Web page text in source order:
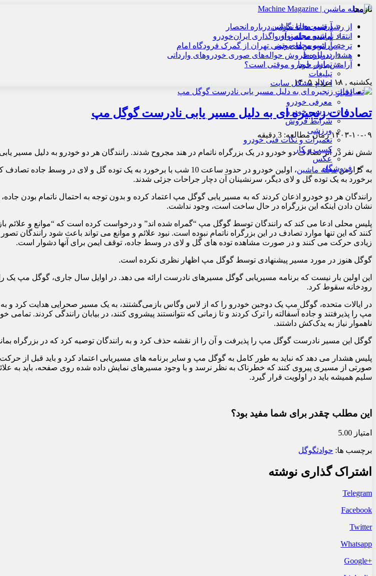
آرشیو مجله ماشین
آرشیو مجله نوآور
آرشیو مجله موتور
درباره ما
تماس با ما
تبلیغات
اعلام مشکل سایت
اخبار
معرفی خودرو
بررسی خودرو
شرایط فروش
ورزشی
تعمیرات و نکات فنی خودرو
کسب و کار
عکس
فروشگاه
تازه‌ها
از رشد قیمت‌ها تا نگرانی درباره انحصار
انتقاد نماینده مجلس از واگذاری ایران‌خودرو
ترخیص اتوبوس‌های چینی تهران از گمرک فرودگاه امام
هشدار درباره فروش حواله‌های صوری خودروهای وارداتی
آرامش بازار خودرو موقتی است؟
یکشنبه , ۱۸ مرداد ۱۴۰۵
تصادفات زنجیره ای به دلیل مسیر یابی نادرست گوگل مپ
۱۴۰۳-۱۰-۰۹زمان مطالعه: 3 دقیقه
شش نفر در اثر تصادف دو خودرو در یک بزرگراه ناتمام در هند مجروح شدند. رانندگان هر دو خودرو به دلیل مسیر
به گزارشمجله ماشین
، اولین خودرو در حدود ساعت 10 شب با برخورد به یک توده گل و لای
برخورد به یک توده گل و لای دیگر، سرنشینان آن دچار جراحات جزئی شدند.
رانندگان هر دو خودرو اذعان کردند که به مسیر یابی گوگل مپ اعتماد کرده و بدون توجه به احتمال ناتمام بودن جاده،
نشان دادن اینکه این بزرگراه در حال ساخت است، وجود نداشت.
پلیس محلی ادعا می کند که رانندگان توسط گوگل مپ “گمراه شده اند” و درخواست کرده است که “موانع و علائم
کنند که این تنها موارد تصادف در این بزرگراه ناتمام نبوده است. نبود علائم و موانع می تواند باعث شود رانندگان
زیادی حرکت می کنند و در صورت مشاهده توده های گل و لای در وسط جاده، توقف ایمن برای آنها دشوار است.
گوگل هنوز در مورد مسیر پیشنهادی توسط گوگل مپ اظهار نظری نکرده است.
این اولین بار نیست که برنامه مسیریابی گوگل مسیرهای نادرست ارائه می دهد. در اوایل سال جاری، گوگل مپ
رودخانه سقوط کرد.
در ایالات متحده، گوگل مپ یک دوجین خودرو را که از لاس وگاس بازمی‌گشتند، به یک مسیر صحرایی هدایت کرد و به
مپ را پذیرفتند و جاده آسفالته را ترک کردند و تا زمانی که نتوانستند پیشروی کنند، در بیابان رانندگی کردند.
ناهموار نیاز به یدک‌کش داشتند.
گوگل این مسیر نادرست گوگل مپ را پذیرفت و آن را از نقشه حذف کرد و به رانندگان توصیه کرد که در بزرگراه
پلیس هشدار می دهد که نباید به طور کامل به گوگل مپ و سایر برنامه های مسیریابی اعتماد کرد و باید قبل از
صورتی از مسیری پیروی کنند که خطرناک به نظر نرسد و با وجود مسیرهای نمایش داده شده روی صفحه، باید به علائم
سلیم همیشه باید در اولویت قرار گیرد.
این مطلب چقدر برای شما مفید بود؟
امتیاز 5.00
برچسب ها: حوادثگوگل
اشتراک گذاری نوشته
Telegram
Facebook
Twitter
Whatsapp
+Google